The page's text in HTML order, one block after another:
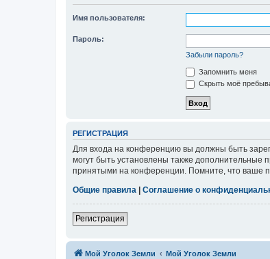
Имя пользователя:
Пароль:
Забыли пароль?
Запомнить меня
Скрыть моё
РЕГИСТРАЦИЯ
Для входа на конференцию вы должны быть
могут быть установлены также дополнительные
принятыми на конференции. Помните, что ваше
Общие правила
Соглашение о
Регистрация
Мой Уголок Земли Мой Уголок Земли